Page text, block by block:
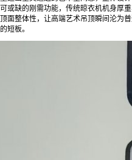
或缺的刚需功能，传统晾衣机机身厚
面整体性，让高端艺术吊顶瞬间沦为
短板。